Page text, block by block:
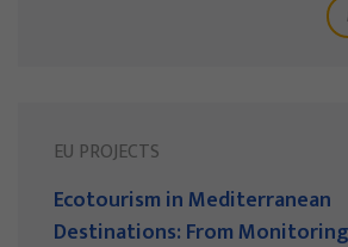
EU PROJECTS
Ecotourism in Mediterranean
Destinations: From